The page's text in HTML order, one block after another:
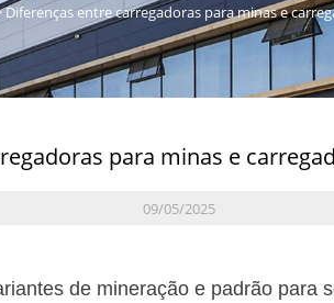
Diferenças entre carregadoras para minas e
para minas e
09/05/2025
de mineração e padrão para